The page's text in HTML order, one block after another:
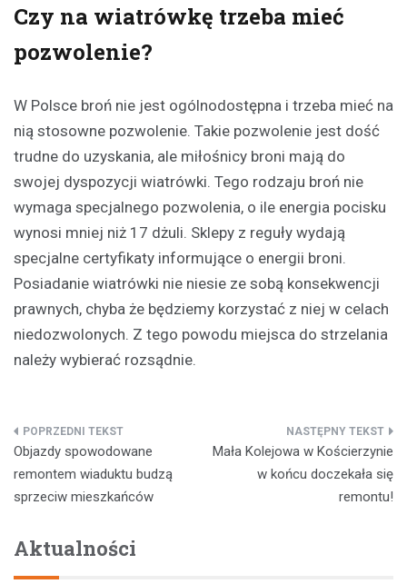
Czy na wiatrówkę trzeba mieć
pozwolenie?
W Polsce broń nie jest ogólnodostępna i trzeba mieć na
nią stosowne pozwolenie. Takie pozwolenie jest dość
trudne do uzyskania, ale miłośnicy broni mają do
swojej dyspozycji wiatrówki. Tego rodzaju broń nie
wymaga specjalnego pozwolenia, o ile energia pocisku
wynosi mniej niż 17 dżuli. Sklepy z reguły wydają
specjalne certyfikaty informujące o energii broni.
Posiadanie wiatrówki nie niesie ze sobą konsekwencji
prawnych, chyba że będziemy korzystać z niej w celach
niedozwolonych. Z tego powodu miejsca do strzelania
należy wybierać rozsądnie.
Nawigacja
wpisu
Objazdy spowodowane
remontem wiaduktu budzą
sprzeciw mieszkańców
Mała Kolejowa w Kościerzynie
w końcu doczekała się
remontu!
Aktualności